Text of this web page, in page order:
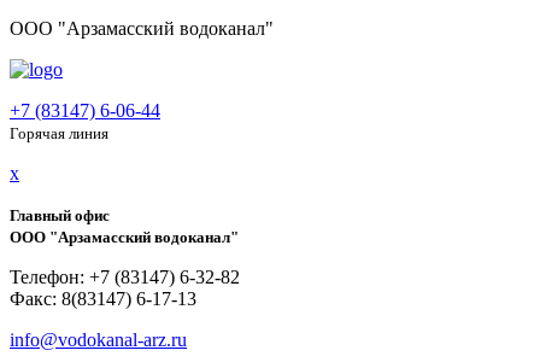
ООО "Арзамасский водоканал"
+7 (83147) 6-06-44
Горячая линия
x
Главный офис
ООО "Арзамасский водоканал"
Телефон: +7 (83147) 6-32-82
Факс: 8(83147) 6-17-13
info@vodokanal-arz.ru